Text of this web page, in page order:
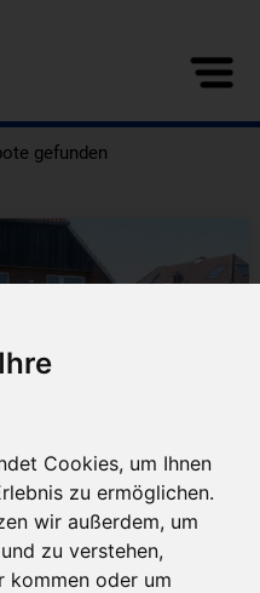
Cookies, um Ihnen
zu ermöglichen.
wir außerdem, um
zu verstehen,
kommen oder um
gefunden